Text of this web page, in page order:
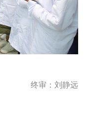
终审：刘静远